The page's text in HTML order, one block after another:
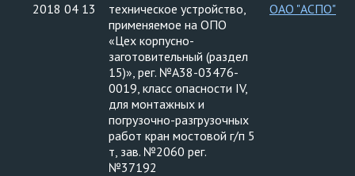
2018 04 13
техническое устройство,
применяемое на ОПО
«Цех корпусно-
заготовительный (раздел
15)», рег. №А38-03476-
0019, класс опасности IV,
для монтажных и
погрузочно-разгрузочных
работ кран мостовой г/п 5
т, зав. №2060 рег.
№37192
ОАО "АСПО"